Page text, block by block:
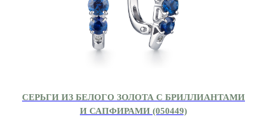
СЕРЬГИ ИЗ БЕЛОГО ЗОЛОТА С БРИЛЛИАНТАМИ
И САПФИРАМИ (050449)